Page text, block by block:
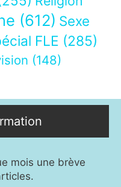
(612) Sexe
FLE (285)
(148)
mois une brève